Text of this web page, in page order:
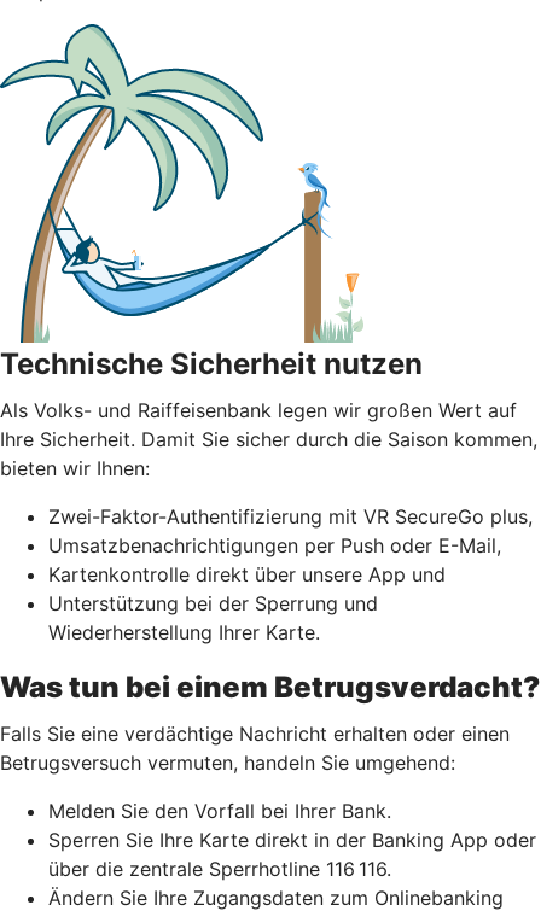
Technische Sicherheit nutzen
Als Volks- und Raiffeisenbank legen wir großen Wert auf
Ihre Sicherheit. Damit Sie sicher durch die Saison kommen,
bieten wir Ihnen:
Zwei-Faktor-Authentifizierung mit VR SecureGo plus,
Umsatzbenachrichtigungen per Push oder E-Mail,
Kartenkontrolle direkt über unsere App und
Unterstützung bei der Sperrung und
Wiederherstellung Ihrer Karte.
Was tun bei einem Betrugsverdacht?
Falls Sie eine verdächtige Nachricht erhalten oder einen
Betrugsversuch vermuten, handeln Sie umgehend:
Melden Sie den Vorfall bei Ihrer Bank.
Sperren Sie Ihre Karte direkt in der Banking App oder
über die zentrale Sperrhotline 116 116.
Ändern Sie Ihre Zugangsdaten zum Onlinebanking